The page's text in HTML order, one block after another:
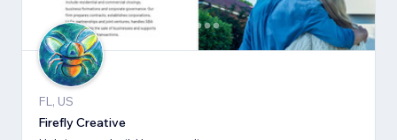
FL, US
Firefly Creative